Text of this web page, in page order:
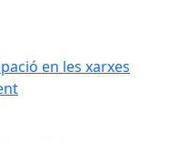
en les xarxes